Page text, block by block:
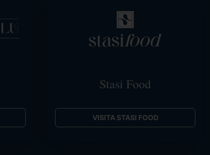
Stasi Food
VISITA STASI FOOD